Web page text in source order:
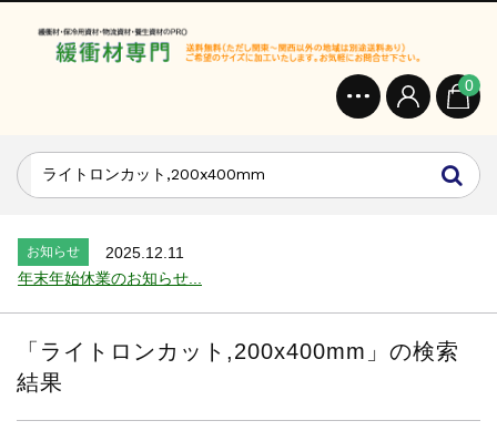
0
オンラインショップを開設いたしました。...
お知らせ
2026.7.24
お知らせ
2025.12.11
年末年始休業のお知らせ...
お知らせ
2024.2.27
全国へ確実・迅速に納品...
「 ライトロンカット,200x400mm 」の検索
結果